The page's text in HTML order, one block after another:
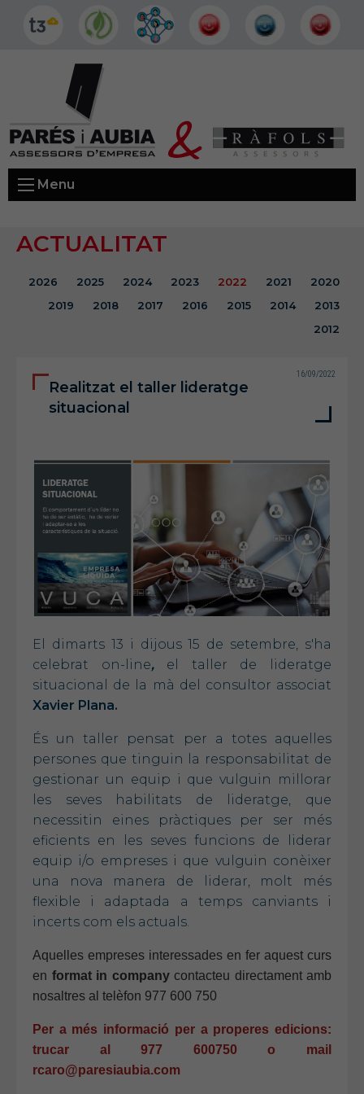
Menu
ACTUALITAT
2026 2025 2024 2023 2022 2021
2020
2019
2018 2017 2016 2015 2014
2013
2012
Realitzat el taller lideratge
situacional
16/09/2022
El dimarts 13 i dijous 15 de setembre, s'ha
celebrat on-line,el taller de lideratge
situacional de la mà del consultor associat
Xavier Plana.
És un taller pensat per a totes aquelles
persones que tinguin la responsabilitat de
gestionar un equip i que vulguin millorar
les seves habilitats de lideratge, que
necessitin eines pràctiques per ser més
eficients en les seves funcions de liderar
equip i/o empreses i que vulguin conèixer
una nova manera de liderar, molt més
flexible i adaptada a temps canviants i
incerts com els actuals.
Aquelles empreses interessades en fer aquest curs
en format in company contacteu directament amb
nosaltres al telèfon 977 600 750
Per a més informació per a properes edicions:
trucar al 977 600750 o mail
rcaro@paresiaubia.com